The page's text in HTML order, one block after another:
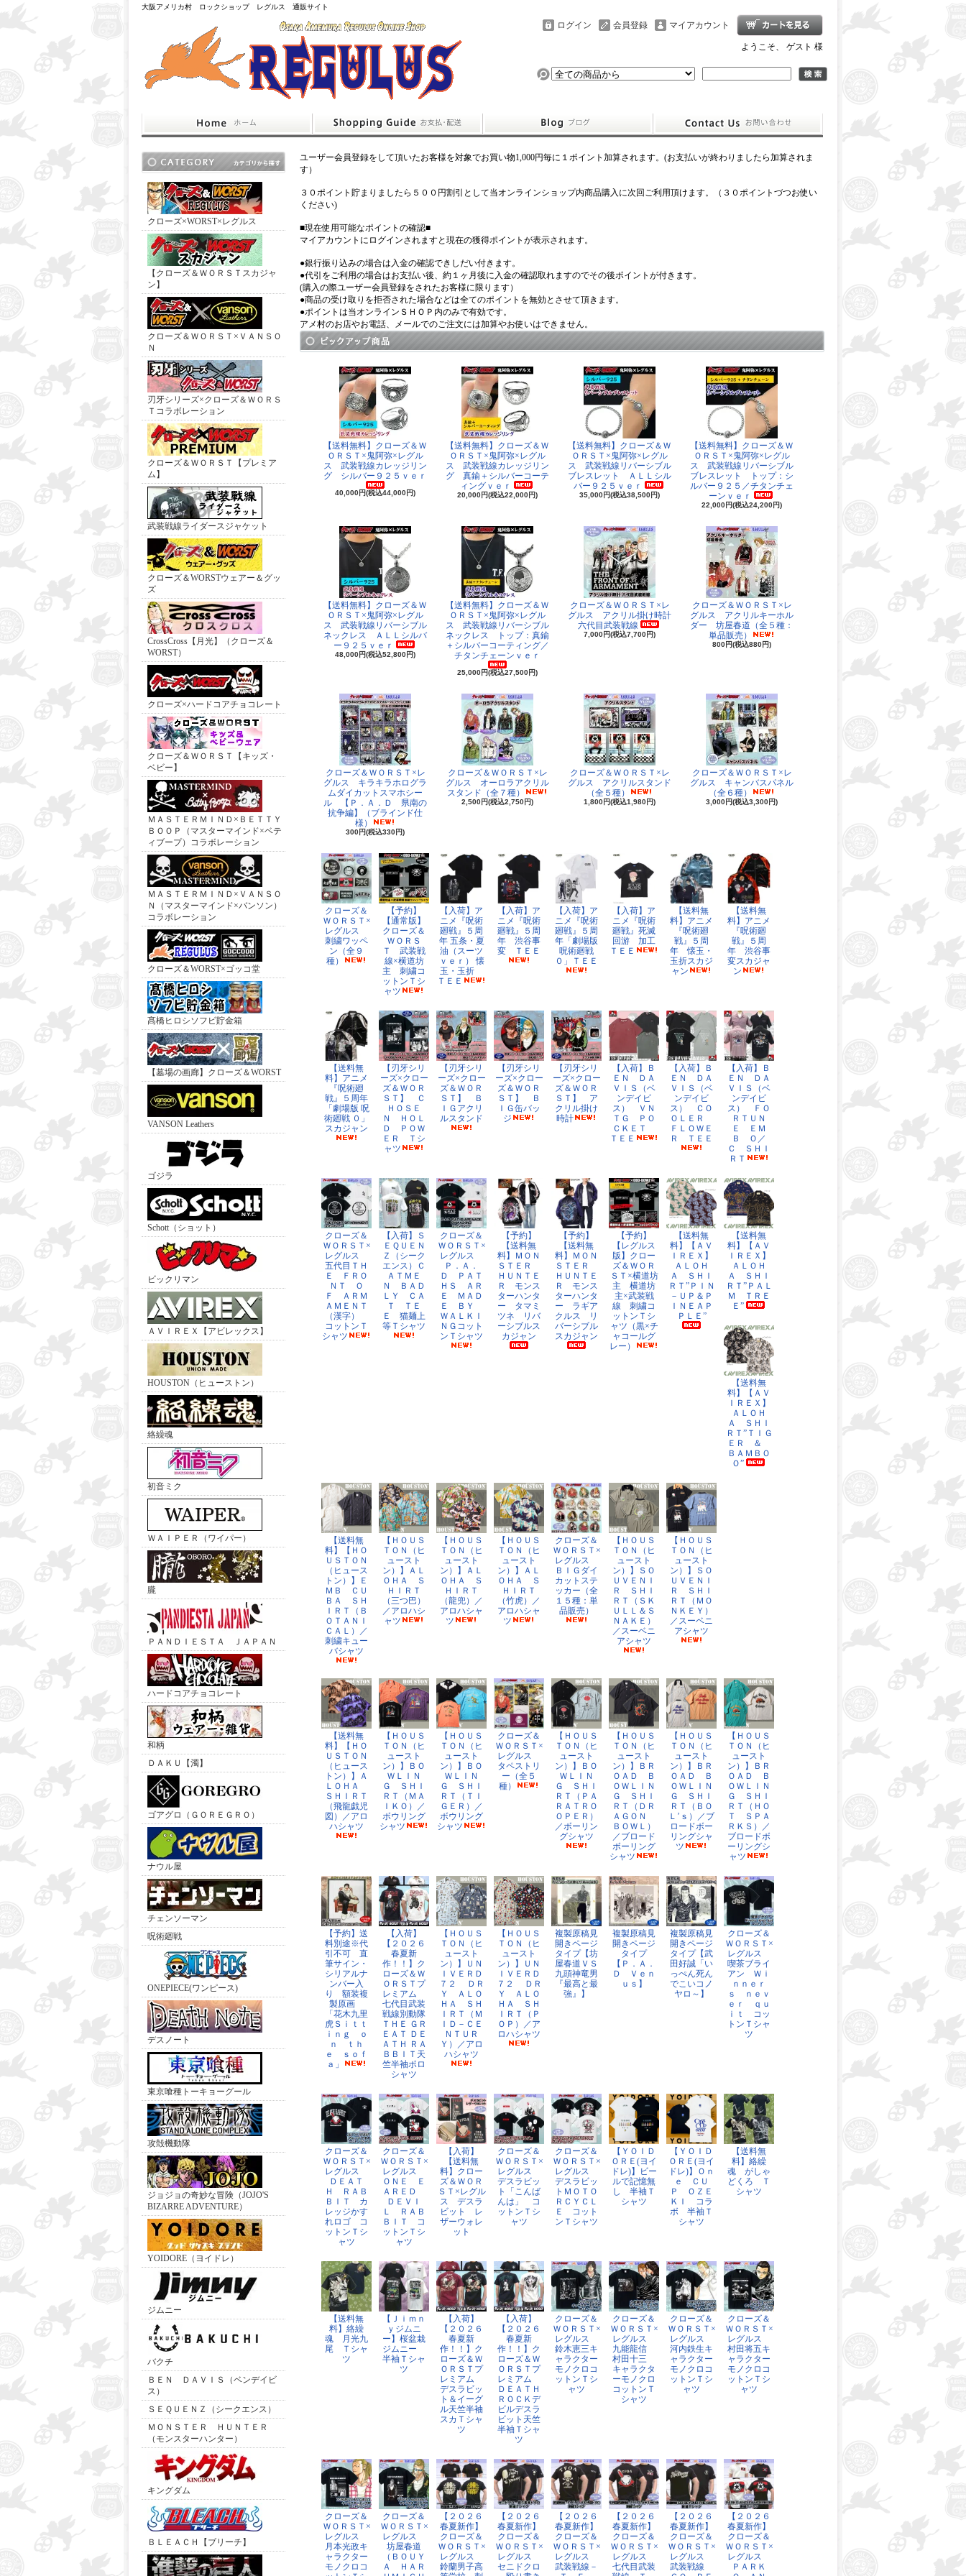
大阪アメリカ村 ロックショップ レグルス 通販サイト
マイアカウント
会員登録
ログイン
ようこそ、 ゲスト 様
クローズ×WORST×レグルス
【クローズ＆ＷＯＲＳＴスカジャ
ン】
クローズ＆ＷＯＲＳＴ×ＶＡＮＳＯ
Ｎ
刃牙シリーズ×クローズ＆ＷＯＲＳ
Ｔコラボレーション
クローズ＆ＷＯＲＳＴ【プレミア
ム】
武装戦線ライダースジャケット
クローズ＆WORSTウェアー＆グッ
ズ
CrossCross【月光】（クローズ＆
WORST）
クローズ×ハードコアチョコレート
クローズ＆ＷＯＲＳＴ【キッズ・
ベビー】
ＭＡＳＴＥＲＭＩＮＤ×ＢＥＴＴＹ
ＢＯＯＰ（マスターマインド×ベテ
ィブープ）コラボレーション
ＭＡＳＴＥＲＭＩＮＤ×ＶＡＮＳＯ
Ｎ（マスターマインド×バンソン）
コラボレーション
クローズ＆WORST×ゴッコ堂
髙橋ヒロシソフビ貯金箱
【墓場の画廊】クローズ＆WORST
VANSON Leathers
ゴジラ
Schott（ショット）
ビックリマン
ＡＶＩＲＥＸ【アビレックス】
HOUSTON（ヒューストン）
絡繰魂
初音ミク
ＷＡＩＰＥＲ（ワイパー）
朧
ＰＡＮＤＩＥＳＴＡ ＪＡＰＡＮ
ハードコアチョコレート
和柄
ＤＡＫＵ【濁】
ゴアグロ（ＧＯＲＥＧＲＯ）
ナウル屋
チェンソーマン
呪術廻戦
ONEPIECE(ワンピース)
デスノート
東京喰種トーキョーグール
攻殻機動隊
ジョジョの奇妙な冒険（JOJO'S
BIZARRE ADVENTURE）
YOIDORE（ヨイドレ）
ジムニー
バクチ
ＢＥＮ ＤＡＶＩＳ（ベンデイビ
ス）
ＳＥＱＵＥＮＺ（シークエンス）
ＭＯＮＳＴＥＲ ＨＵＮＴＥＲ
（モンスターハンター）
キングダム
ＢＬＥＡＣＨ【ブリーチ】
ユーザー会員登録をして頂いたお客様を対象でお買い物1,000円毎に１ポイント加算されます。(お支払いが終わりましたら加算されま
す）
３０ポイント貯まりましたら５００円割引として当オンラインショップ内商品購入に次回ご利用頂けます。（３０ポイントづつお使い
ください)
■現在使用可能なポイントの確認■
マイアカウントにログインされますと現在の獲得ポイントが表示されます。
●銀行振り込みの場合は入金の確認できしだい付きます。
●代引をご利用の場合はお支払い後、約１ヶ月後に入金の確認取れますのでその後ポイントが付きます。
(購入の際ユーザー会員登録をされたお客様に限ります）
●商品の受け取りを拒否された場合などは全てのポイントを無効とさせて頂きます。
●ポイントは当オンラインＳＨＯＰ内のみで有効です。
アメ村のお店やお電話、メールでのご注文には加算やお使いはできません。
【送料無料】クローズ＆Ｗ
ＯＲＳＴ×鬼阿弥×レグル
ス 武装戦線カレッジリン
グ シルバー９２５ｖｅｒ
40,000円(税込44,000円)
【送料無料】クローズ＆Ｗ
ＯＲＳＴ×鬼阿弥×レグル
ス 武装戦線カレッジリン
グ 真鍮＋シルバーコーテ
ィングｖｅｒ
20,000円(税込22,000円)
【送料無料】クローズ＆Ｗ
ＯＲＳＴ×鬼阿弥×レグル
ス 武装戦線リバーシブル
ブレスレット ＡＬＬシル
バー９２５ｖｅｒ
35,000円(税込38,500円)
【送料無料】クローズ＆Ｗ
ＯＲＳＴ×鬼阿弥×レグル
ス 武装戦線リバーシブル
ブレスレット トップ：シ
ルバー９２５／チタンチェ
ーンｖｅｒ
22,000円(税込24,200円)
【送料無料】クローズ＆Ｗ
ＯＲＳＴ×鬼阿弥×レグル
ス 武装戦線リバーシブル
ネックレス ＡＬＬシルバ
ー９２５ｖｅｒ
48,000円(税込52,800円)
【送料無料】クローズ＆Ｗ
ＯＲＳＴ×鬼阿弥×レグル
ス 武装戦線リバーシブル
ネックレス トップ：真鍮
＋シルバーコーティング／
チタンチェーンｖｅｒ
25,000円(税込27,500円)
クローズ＆ＷＯＲＳＴ×レ
グルス アクリル掛け時計
六代目武装戦線
7,000円(税込7,700円)
クローズ＆ＷＯＲＳＴ×レ
グルス アクリルキーホル
ダー 坊屋春道（全５種：
単品販売）
800円(税込880円)
クローズ＆ＷＯＲＳＴ×レ
グルス キラキラホログラ
ムダイカットスマホシー
ル 【Ｐ．Ａ．Ｄ 県南の
抗争編】（ブラインド仕
様）
300円(税込330円)
クローズ＆ＷＯＲＳＴ×レ
グルス オーロラアクリル
スタンド（全７種）
2,500円(税込2,750円)
クローズ＆ＷＯＲＳＴ×レ
グルス アクリルスタンド
（全５種）
1,800円(税込1,980円)
クローズ＆ＷＯＲＳＴ×レ
グルス キャンバスパネル
（全６種）
3,000円(税込3,300円)
クローズ＆
ＷＯＲＳＴ×
レグルス
刺繍ワッペ
ン（全９
種）
【予約】
【通常版】
クローズ＆
ＷＯＲＳ
Ｔ 武装戦
線×横道坊
主 刺繍コ
ットンＴシ
ャツ
【入荷】ア
ニメ『呪術
廻戦』５周
年 五条・夏
油（スーツ
ｖｅｒ） 懐
玉・玉折
ＴＥＥ
【入荷】ア
ニメ『呪術
廻戦』５周
年 渋谷事
変 ＴＥＥ
【入荷】ア
ニメ『呪術
廻戦』５周
年「劇場版
呪術廻戦
０」ＴＥＥ
【入荷】ア
ニメ『呪術
廻戦』死滅
回游 加工
ＴＥＥ
【送料無
料】アニメ
『呪術廻
戦』５周
年 懐玉・
玉折スカジ
ャン
【送料無
料】アニメ
『呪術廻
戦』５周
年 渋谷事
変スカジャ
ン
【送料無
料】アニメ
『呪術廻
戦』５周年
「劇場版 呪
術廻戦 ０」
スカジャン
【刃牙シリ
ーズ×クロー
ズ＆ＷＯＲ
ＳＴ】 Ｃ
ＨＯＳＥ
Ｎ ＨＯＬ
Ｄ ＰＯＷ
ＥＲ Ｔシ
ャツ
【刃牙シリ
ーズ×クロー
ズ＆ＷＯＲ
ＳＴ】 Ｂ
ＩＧアクリ
ルスタンド
【刃牙シリ
ーズ×クロー
ズ＆ＷＯＲ
ＳＴ】 Ｂ
ＩＧ缶バッ
ジ
【刃牙シリ
ーズ×クロー
ズ＆ＷＯＲ
ＳＴ】 ア
クリル掛け
時計
【入荷】Ｂ
ＥＮ ＤＡ
ＶＩＳ（ベ
ンデイビ
ス） ＶＮ
ＴＧ ＰＯ
ＣＫＥＴ
ＴＥＥ
【入荷】Ｂ
ＥＮ ＤＡ
ＶＩＳ（ベ
ンデイビ
ス） ＣＯ
ＯＬＥＲ
ＦＬＯＷＥ
Ｒ ＴＥＥ
【入荷】Ｂ
ＥＮ ＤＡ
ＶＩＳ（ベ
ンデイビ
ス） ＦＯ
ＲＴＵＮ
Ｅ ＥＭ
Ｂ Ｏ／
Ｃ ＳＨＩ
ＲＴ
クローズ＆
ＷＯＲＳＴ×
レグルス
五代目ＴＨ
Ｅ ＦＲＯ
ＮＴ Ｏ
Ｆ ＡＲＭ
ＡＭＥＮＴ
（漢字）
コットンＴ
シャツ
【入荷】Ｓ
ＥＱＵＥＮ
Ｚ（シーク
エンス）Ｃ
ＡＴＭＥ
Ｎ ＢＡＤ
ＬＹ ＣＡ
Ｔ ＴＥ
Ｅ 猫麺上
等Ｔシャツ
クローズ＆
ＷＯＲＳＴ×
レグルス
Ｐ．Ａ．
Ｄ ＰＡＴ
ＨＳ ＡＲ
Ｅ ＭＡＤ
Ｅ ＢＹ
ＷＡＬＫＩ
ＮＧコット
ンＴシャツ
【予約】
【送料無
料】ＭＯＮ
ＳＴＥＲ
ＨＵＮＴＥ
Ｒ モンス
ターハンタ
ー タマミ
ツネ リバ
ーシブルス
カジャン
【予約】
【送料無
料】ＭＯＮ
ＳＴＥＲ
ＨＵＮＴＥ
Ｒ モンス
ターハンタ
ー ラギア
クルス リ
バーシブル
スカジャン
【予約】
【レグルス
版】クロー
ズ＆ＷＯＲ
ＳＴ×横道坊
主 横道坊
主×武装戦
線 刺繍コ
ットンＴシ
ャツ（黒×チ
ャコールグ
レー）
【送料無
料】【ＡＶ
ＩＲＥＸ】
ＡＬＯＨ
Ａ ＳＨＩ
ＲＴ”ＰＩＮ
－ＵＰ＆Ｐ
ＩＮＥＡＰ
ＰＬＥ”
【送料無
料】【ＡＶ
ＩＲＥＸ】
ＡＬＯＨ
Ａ ＳＨＩ
ＲＴ”ＰＡＬ
Ｍ ＴＲＥ
Ｅ”
【送料無
料】【ＡＶ
ＩＲＥＸ】
ＡＬＯＨ
Ａ ＳＨＩ
ＲＴ”ＴＩＧ
ＥＲ ＆
ＢＡＭＢＯ
Ｏ”
【送料無
料】【ＨＯ
ＵＳＴＯＮ
（ヒュース
トン）】Ｅ
ＭＢ ＣＵ
ＢＡ ＳＨ
ＩＲＴ（Ｂ
ＯＴＡＮＩ
ＣＡＬ）／
刺繍キュー
バシャツ
【ＨＯＵＳ
ＴＯＮ（ヒ
ュースト
ン）】ＡＬ
ＯＨＡ Ｓ
ＨＩＲＴ
（三つ巴）
／アロハシ
ャツ
【ＨＯＵＳ
ＴＯＮ（ヒ
ュースト
ン）】ＡＬ
ＯＨＡ Ｓ
ＨＩＲＴ
（龍兜）／
アロハシャ
ツ
【ＨＯＵＳ
ＴＯＮ（ヒ
ュースト
ン）】ＡＬ
ＯＨＡ Ｓ
ＨＩＲＴ
（竹虎）／
アロハシャ
ツ
クローズ＆
ＷＯＲＳＴ×
レグルス
ＢＩＧダイ
カットステ
ッカー（全
１５種：単
品販売）
【ＨＯＵＳ
ＴＯＮ（ヒ
ュースト
ン）】ＳＯ
ＵＶＥＮＩ
Ｒ ＳＨＩ
ＲＴ（ＳＫ
ＵＬＬ＆Ｓ
ＮＡＫＥ）
／スーベニ
アシャツ
【ＨＯＵＳ
ＴＯＮ（ヒ
ュースト
ン）】ＳＯ
ＵＶＥＮＩ
Ｒ ＳＨＩ
ＲＴ（ＭＯ
ＮＫＥＹ）
／スーベニ
アシャツ
【送料無
料】【ＨＯ
ＵＳＴＯＮ
（ヒュース
トン）】Ａ
ＬＯＨＡ
ＳＨＩＲＴ
（飛龍戯児
図）／アロ
ハシャツ
【ＨＯＵＳ
ＴＯＮ（ヒ
ュースト
ン）】ＢＯ
ＷＬＩＮ
Ｇ ＳＨＩ
ＲＴ（ＭＡ
ＩＫＯ）／
ボウリング
シャツ
【ＨＯＵＳ
ＴＯＮ（ヒ
ュースト
ン）】ＢＯ
ＷＬＩＮ
Ｇ ＳＨＩ
ＲＴ（ＴＩ
ＧＥＲ）／
ボウリング
シャツ
クローズ＆
ＷＯＲＳＴ×
レグルス
タペストリ
ー（全５
種）
【ＨＯＵＳ
ＴＯＮ（ヒ
ュースト
ン）】ＢＯ
ＷＬＩＮ
Ｇ ＳＨＩ
ＲＴ（ＰＡ
ＲＡＴＲＯ
ＯＰＥＲ）
／ボーリン
グシャツ
【ＨＯＵＳ
ＴＯＮ（ヒ
ュースト
ン）】ＢＲ
ＯＡＤ Ｂ
ＯＷＬＩＮ
Ｇ ＳＨＩ
ＲＴ（ＤＲ
ＡＧＯＮ
ＢＯＷＬ）
／ブロード
ボーリング
シャツ
【ＨＯＵＳ
ＴＯＮ（ヒ
ュースト
ン）】ＢＲ
ＯＡＤ Ｂ
ＯＷＬＩＮ
Ｇ ＳＨＩ
ＲＴ（ＢＯ
Ｌ’ｓ）／ブ
ロードボー
リングシャ
ツ
【ＨＯＵＳ
ＴＯＮ（ヒ
ュースト
ン）】ＢＲ
ＯＡＤ Ｂ
ＯＷＬＩＮ
Ｇ ＳＨＩ
ＲＴ（ＨＯ
Ｔ ＳＰＡ
ＲＫＳ）／
ブロードボ
ーリングシ
ャツ
【予約】送
料別途※代
引不可 直
筆サイン・
シリアルナ
ンバー入
り 額装複
製原画
「花木九里
虎Ｓｉｔｔ
ｉｎｇ ｏ
ｎ ｔｈ
ｅ ｓｏｆ
ａ」
【入荷】
【２０２６
春夏新
作！！】ク
ローズ＆Ｗ
ＯＲＳＴプ
レミアム
七代目武装
戦線別動隊
ＴＨＥ ＧＲ
ＥＡＴ ＤＥ
ＡＴＨ ＲＡ
ＢＢＩＴ天
竺半袖ポロ
シャツ
【ＨＯＵＳ
ＴＯＮ（ヒ
ュースト
ン）】ＵＮ
ＩＶＥＲＤ
７２ ＤＲ
Ｙ ＡＬＯ
ＨＡ ＳＨ
ＩＲＴ（Ｍ
ＩＤ－ＣＥ
ＮＴＵＲ
Ｙ）／アロ
ハシャツ
【ＨＯＵＳ
ＴＯＮ（ヒ
ュースト
ン）】ＵＮ
ＩＶＥＲＤ
７２ ＤＲ
Ｙ ＡＬＯ
ＨＡ ＳＨ
ＩＲＴ（Ｐ
ＯＰ）／ア
ロハシャツ
複製原稿見
開きページ
タイプ【坊
屋春道ＶＳ
九頭神竜男
『最高と最
強』】
複製原稿見
開きページ
タイプ
【Ｐ．Ａ．
Ｄ Ｖｅｎ
ｕｓ】
複製原稿見
開きページ
タイプ【武
田好誠「い
っぺん死ん
でこいコノ
ヤロ～】
クローズ＆
ＷＯＲＳＴ×
レグルス
喫茶ブライ
アン Ｗｉ
ｎｎｅｒ
ｓ ｎｅｖ
ｅｒ ｑｕ
ｉｔ コッ
トンＴシャ
ツ
クローズ＆
ＷＯＲＳＴ×
レグルス
ＤＥＡＴ
Ｈ ＲＡＢ
ＢＩＴ カ
レッジかす
れロゴ コ
ットンＴシ
ャツ
クローズ＆
ＷＯＲＳＴ×
レグルス
ＯＮＥ Ｅ
ＡＲＥＤ
ＤＥＶＩ
Ｌ ＲＡＢ
ＢＩＴ コ
ットンＴシ
ャツ
【入荷】
【送料無
料】クロー
ズ＆ＷＯＲ
ＳＴ×レグル
ス デスラ
ビット レ
ザーウォレ
ット
クローズ＆
ＷＯＲＳＴ×
レグルス
デスラビッ
ト「こんば
んは」 コ
ットンＴシ
ャツ
クローズ＆
ＷＯＲＳＴ×
レグルス
デスラビッ
トＭＯＴＯ
ＲＣＹＣＬ
Ｅ コット
ンＴシャツ
【ＹＯＩＤ
ＯＲＥ(ヨイ
ドレ)】ビー
ルで記憶無
し 半袖Ｔ
シャツ
【ＹＯＩＤ
ＯＲＥ(ヨイ
ドレ)】Ｏｎ
ｅ ＣＵ
Ｐ ＯＺＥ
ＫＩ コラ
ボ 半袖Ｔ
シャツ
【送料無
料】絡繰
魂 がしゃ
どくろ Ｔ
シャツ
【送料無
料】絡繰
魂 月光九
尾 Ｔシャ
ツ
【Ｊｉｍｎ
ｙジムニ
ー】桜盆栽
ジムニー
半袖Ｔシャ
ツ
【入荷】
【２０２６
春夏新
作！！】ク
ローズ＆Ｗ
ＯＲＳＴプ
レミアム
デスラビッ
ト＆イーグ
ル天竺半袖
スカＴシャ
ツ
【入荷】
【２０２６
春夏新
作！！】ク
ローズ＆Ｗ
ＯＲＳＴプ
レミアム
ＤＥＡＴＨ
ＲＯＣＫデ
ビルデスラ
ビット天竺
半袖Ｔシャ
ツ
クローズ＆
ＷＯＲＳＴ×
レグルス
鈴木恵三キ
ャラクター
モノクロコ
ットンＴシ
ャツ
クローズ＆
ＷＯＲＳＴ×
レグルス
九能龍信
村田十三
キャラクタ
ーモノクロ
コットンＴ
シャツ
クローズ＆
ＷＯＲＳＴ×
レグルス
河内鉄生キ
ャラクター
モノクロコ
ットンＴシ
ャツ
クローズ＆
ＷＯＲＳＴ×
レグルス
村田将五キ
ャラクター
モノクロコ
ットンＴシ
ャツ
クローズ＆
ＷＯＲＳＴ×
レグルス
月本光政キ
ャラクター
モノクロコ
クローズ＆
ＷＯＲＳＴ×
レグルス
坊屋春道
（ＢＯＵＹ
Ａ ＨＡＲ
【２０２６
春夏新作】
クローズ＆
ＷＯＲＳＴ×
レグルス
鈴蘭男子高
【２０２６
春夏新作】
クローズ＆
ＷＯＲＳＴ×
レグルス
セニドクロ
【２０２６
春夏新作】
クローズ＆
ＷＯＲＳＴ×
レグルス
武装戦線－
【２０２６
春夏新作】
クローズ＆
ＷＯＲＳＴ×
レグルス
七代目武装
【２０２６
春夏新作】
クローズ＆
ＷＯＲＳＴ×
レグルス
武装戦線
【２０２６
春夏新作】
クローズ＆
ＷＯＲＳＴ×
レグルス
ＰＡＲＫ